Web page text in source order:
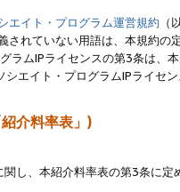
エイト・プログラム運営規約 （
れていない用語は、本規約の
ムIPライセンスの第3条は、
エイト・プログラムIPライセ
介料率表」)
し、本紹介料率表の第3条に定